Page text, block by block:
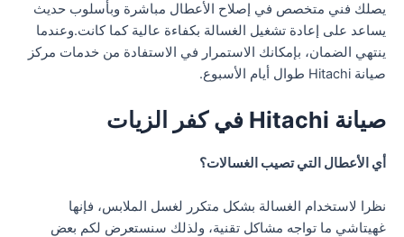
يصلك فني متخصص في إصلاح الأعطال مباشرة وبأسلوب حديث
يساعد على إعادة تشغيل الغسالة بكفاءة عالية كما كانت.وعندما
ينتهي الضمان، بإمكانك الاستمرار في الاستفادة من خدمات مركز
صيانة Hitachi طوال أيام الأسبوع.
صيانة Hitachi في كفر الزيات
أي الأعطال التي تصيب الغسالات؟
نظرا لاستخدام الغسالة بشكل متكرر لغسل الملابس، فإنها
غهيتاشي ما تواجه مشاكل تقنية، ولذلك سنستعرض لكم بعض